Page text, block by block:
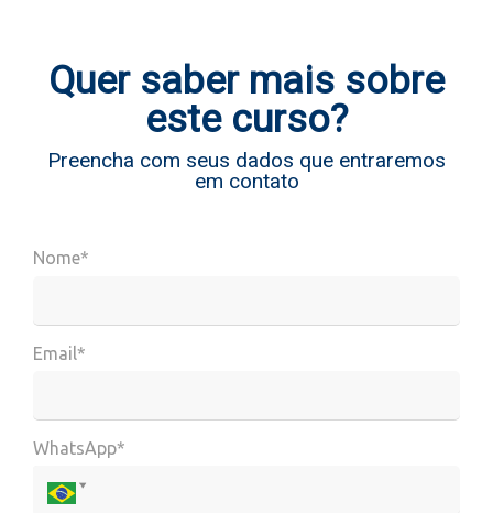
Quer saber mais sobre
este curso?
Preencha com seus dados que entraremos
em contato
Nome*
Email*
WhatsApp*